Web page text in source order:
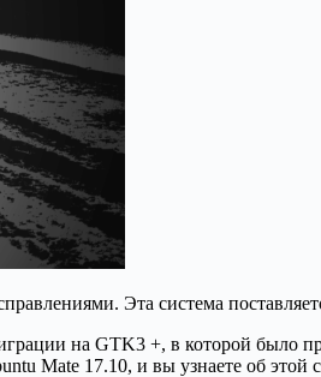
Эта система
на GTK3 +, в которой было
Mate 17.10, и вы узнаете об этой